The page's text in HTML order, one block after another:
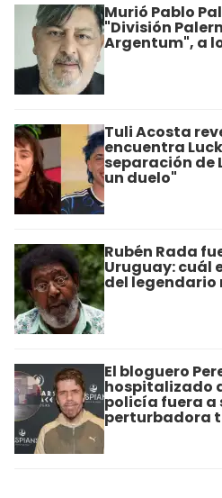
Murió Pablo
"División
Argentum", a
Tuli Acosta
encuentra
separación de
un duelo"
Rubén Rada
Uruguay: cuál
del legendario
El bloguero
hospitalizado
policía fuera a
perturbadora